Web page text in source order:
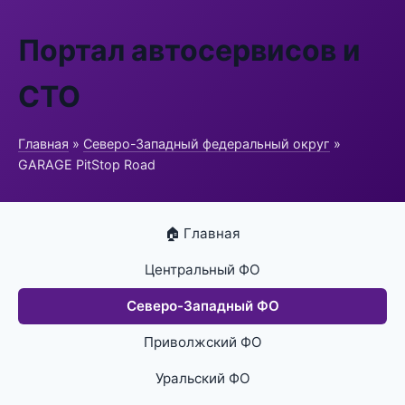
Портал автосервисов и
СТО
Главная » Северо-Западный федеральный округ »
GARAGE PitStop Road
🏠 Главная
Центральный ФО
Северо-Западный ФО
Приволжский ФО
Уральский ФО